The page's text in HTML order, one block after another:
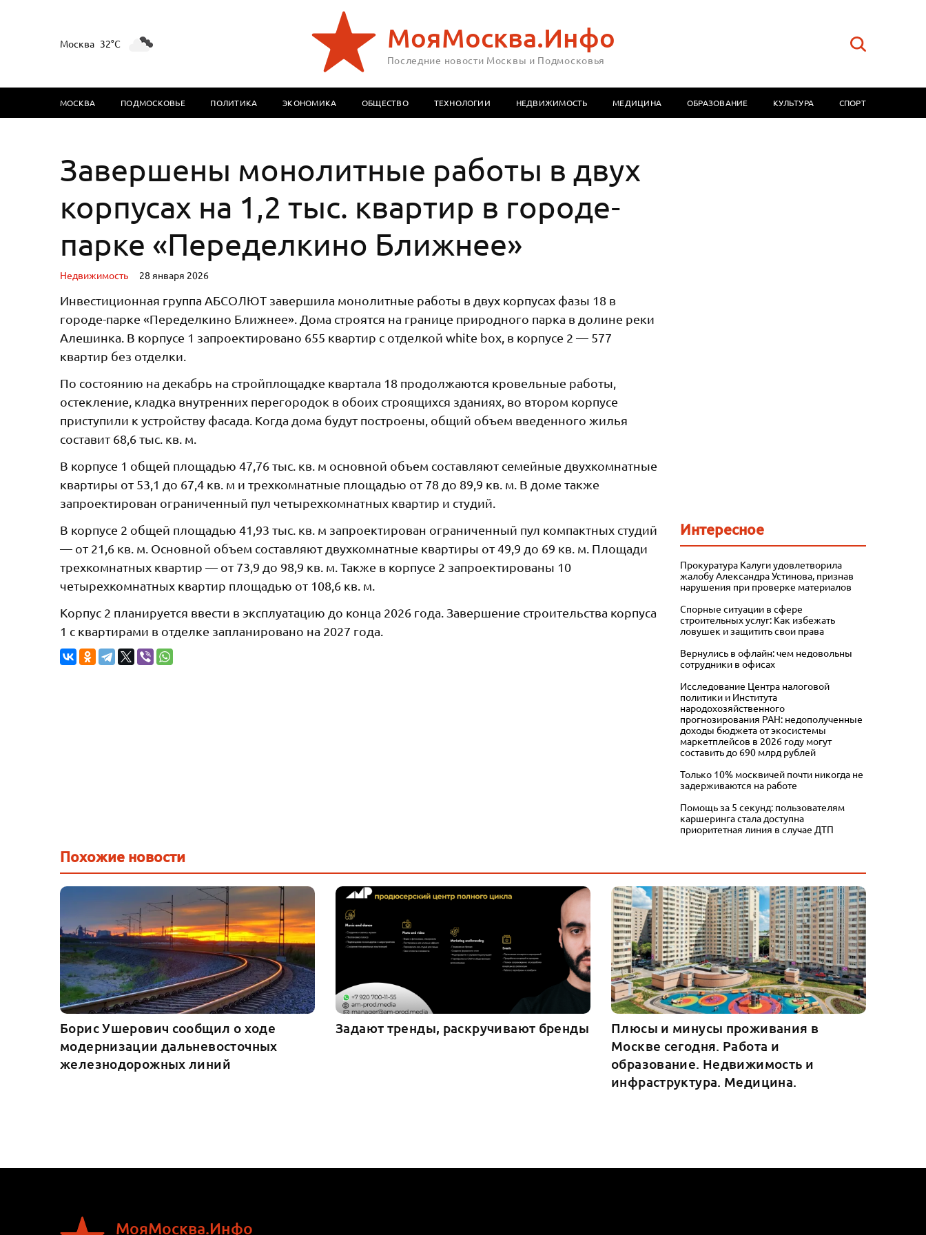
Москва 32°C МояМосква.Инфо
Последние новости Москвы и Подмосковья
МОСКВА ПОДМОСКОВЬЕ ПОЛИТИКА ЭКОНОМИКА ОБЩЕСТВО ТЕХНОЛОГИИ НЕДВИЖИМОСТЬ МЕДИЦИНА ОБРАЗОВАНИЕ КУЛЬТУРА СПОРТ
Завершены монолитные работы в двух
корпусах на 1,2 тыс. квартир в городе-
парке «Переделкино Ближнее»
Недвижимость 28 января 2026
Инвестиционная группа АБСОЛЮТ завершила монолитные работы в двух корпусах фазы 18 в
городе-парке «Переделкино Ближнее». Дома строятся на границе природного парка в долине реки
Алешинка. В корпусе 1 запроектировано 655 квартир с отделкой white box, в корпусе 2 — 577
квартир без отделки.
По состоянию на декабрь на стройплощадке квартала 18 продолжаются кровельные работы,
остекление, кладка внутренних перегородок в обоих строящихся зданиях, во втором корпусе
приступили к устройству фасада. Когда дома будут построены, общий объем введенного жилья
составит 68,6 тыс. кв. м.
В корпусе 1 общей площадью 47,76 тыс. кв. м основной объем составляют семейные двухкомнатные
квартиры от 53,1 до 67,4 кв. м и трехкомнатные площадью от 78 до 89,9 кв. м. В доме также
запроектирован ограниченный пул четырехкомнатных квартир и студий.
В корпусе 2 общей площадью 41,93 тыс. кв. м запроектирован ограниченный пул компактных студий
— от 21,6 кв. м. Основной объем составляют двухкомнатные квартиры от 49,9 до 69 кв. м. Площади
трехкомнатных квартир — от 73,9 до 98,9 кв. м. Также в корпусе 2 запроектированы 10
четырехкомнатных квартир площадью от 108,6 кв. м.
Корпус 2 планируется ввести в эксплуатацию до конца 2026 года. Завершение строительства корпуса
1 с квартирами в отделке запланировано на 2027 года.
Интересное
Прокуратура Калуги удовлетворила
жалобу Александра Устинова, признав
нарушения при проверке материалов
Спорные ситуации в сфере
строительных услуг: Как избежать
ловушек и защитить свои права
Вернулись в офлайн: чем недовольны
сотрудники в офисах
Исследование Центра налоговой
политики и Института
народохозяйственного
прогнозирования РАН: недополученные
доходы бюджета от экосистемы
маркетплейсов в 2026 году могут
составить до 690 млрд рублей
Только 10% москвичей почти никогда не
задерживаются на работе
Помощь за 5 секунд: пользователям
каршеринга стала доступна
приоритетная линия в случае ДТП
Похожие новости
Борис Ушерович сообщил о ходе
модернизации дальневосточных
железнодорожных линий
Задают тренды, раскручивают бренды
Плюсы и минусы проживания в
Москве сегодня. Работа и
образование. Недвижимость и
инфраструктура. Медицина.
МояМосква.Инфо